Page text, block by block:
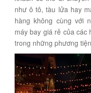
như ô tô, tàu lửa hay
hàng không cùng với
máy bay giá rẻ của các
trong những phương